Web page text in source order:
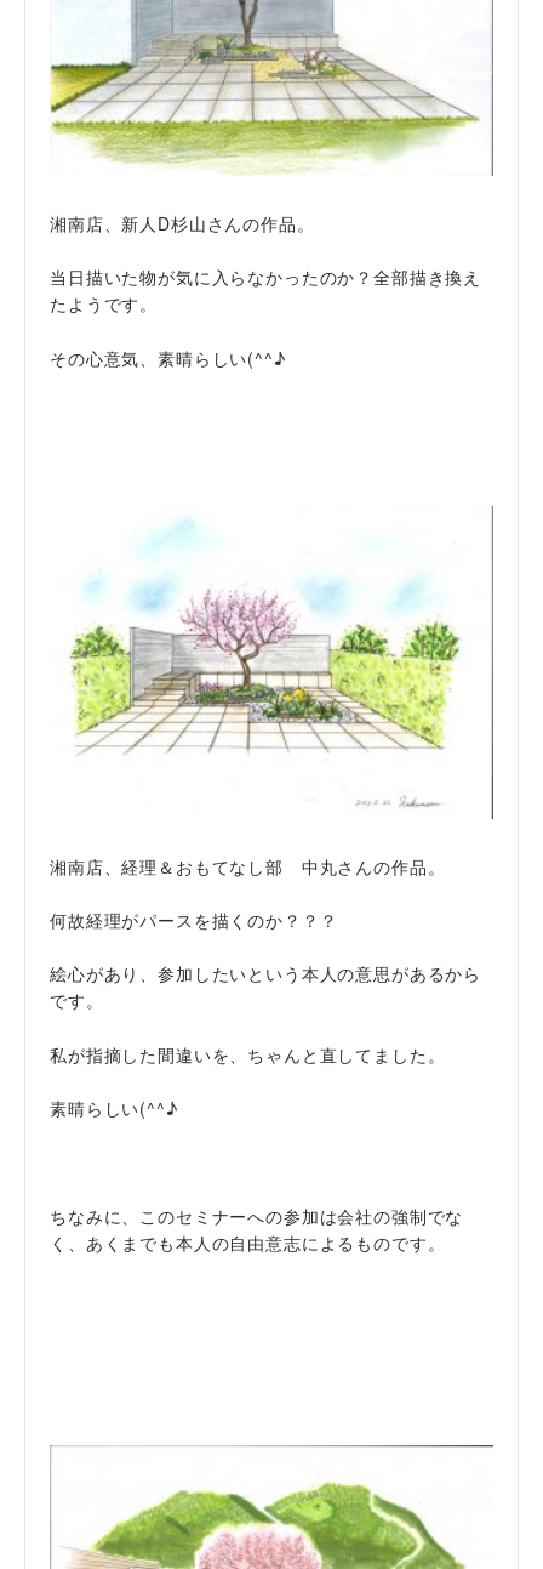
湘南店、新人D杉山さんの作品。
当日描いた物が気に入らなかったのか？全部描き換え
たようです。
その心意気、素晴らしい(^^♪
湘南店、経理＆おもてなし部 中丸さんの作品。
何故経理がパースを描くのか？？？
絵心があり、参加したいという本人の意思があるから
です。
私が指摘した間違いを、ちゃんと直してました。
素晴らしい(^^♪
ちなみに、このセミナーへの参加は会社の強制でな
く、あくまでも本人の自由意志によるものです。